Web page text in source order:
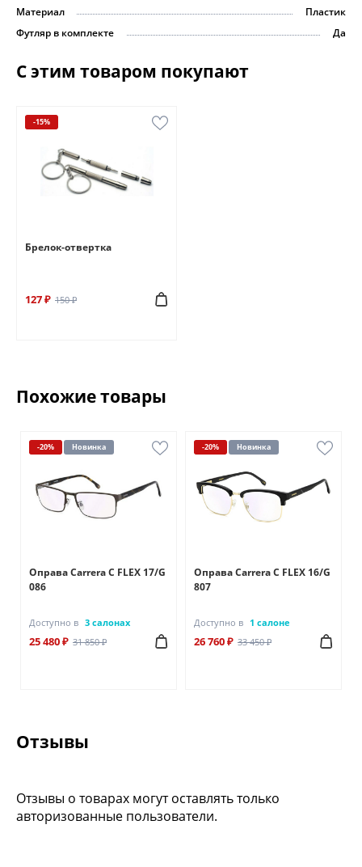
Материал
Пластик
Футляр в комплекте
Да
С этим товаром покупают
-15%
Брелок-отвертка
127 ₽ 150 ₽
Похожие товары
-20% Новинка
Оправа Carrera C FLEX 17/G
086
Доступно в 3 салонах
25 480 ₽ 31 850 ₽
-20% Новинка
Оправа Carrera C FLEX 16/G
807
Доступно в 1 салоне
26 760 ₽ 33 450 ₽
Отзывы
Отзывы о товарах могут оставлять только
авторизованные пользователи.